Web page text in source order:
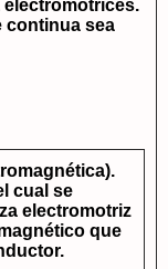
continua sea
cual se
electromotriz
que